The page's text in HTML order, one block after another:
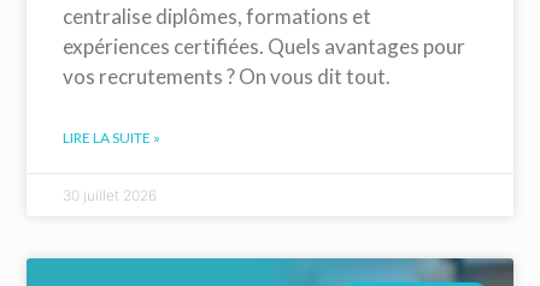
centralise diplômes, formations et
expériences certifiées. Quels avantages pour
vos recrutements ? On vous dit tout.
LIRE LA SUITE »
30 juillet 2026